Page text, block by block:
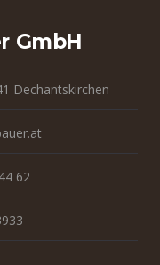
GmbH
Dechantskirchen
62